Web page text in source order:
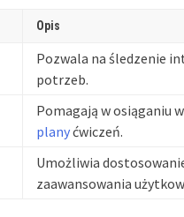
Opis
Pozwala na śledzenie
potrzeb.
Pomagają w osiąganiu
planyćwiczeń.
Umożliwia
zaawansowania